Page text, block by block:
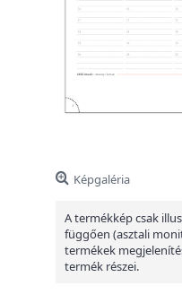
Képgaléria
A termékkép csak
függően (asztali
termékek
termék részei.